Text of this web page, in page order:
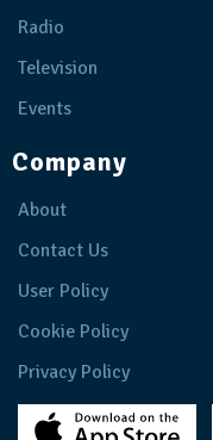
Radio
Television
Events
Company
About
Contact Us
User Policy
Cookie Policy
Privacy Policy